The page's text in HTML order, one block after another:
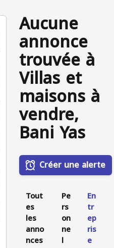
Aucune
annonce
trouvée à
Villas et
maisons à
vendre,
Bani Yas
Créer une alerte
Tout
es
les
anno
nces
Pe
rs
on
ne
l
En
tr
ep
ris
e